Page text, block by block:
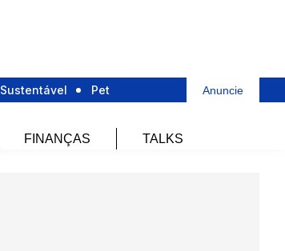
Sustentável Pet Anuncie
FINANÇAS TALKS